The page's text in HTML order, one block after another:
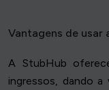
Vantagens de usar
A StubHub
ingressos, dando a